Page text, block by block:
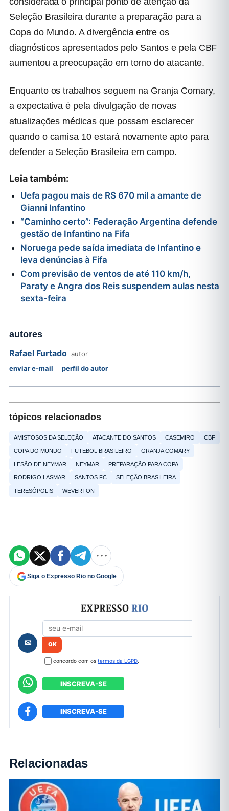
Seleção Brasileira durante a preparação para a
Copa do Mundo. A divergência entre os
diagnósticos apresentados pelo Santos e pela CBF
aumentou a preocupação em torno do atacante.
Enquanto os trabalhos seguem na Granja Comary,
a expectativa é pela divulgação de novas
atualizações médicas que possam esclarecer
quando o camisa 10 estará novamente apto para
defender a Seleção Brasileira em campo.
Leia também:
Uefa pagou mais de R$ 670 mil a amante de
Gianni Infantino
“Caminho certo”: Federação Argentina defende
gestão de Infantino na Fifa
Noruega pede saída imediata de Infantino e
leva denúncias à Fifa
Com previsão de ventos de até 110 km/h,
Paraty e Angra dos Reis suspendem aulas nesta
sexta-feira
autores
Rafael Furtado autor
enviar e-mail
perfil do autor
tópicos relacionados
AMISTOSOS DA SELEÇÃO ATACANTE DO SANTOS CASEMIRO CBF
COPA DO MUNDO FUTEBOL BRASILEIRO GRANJA COMARY
LESÃO DE NEYMAR NEYMAR PREPARAÇÃO PARA COPA
RODRIGO LASMAR SANTOS FC SELEÇÃO BRASILEIRA
TERESÓPOLIS WEVERTON
Siga o Expresso Rio no Google
Formulário de cadastro
✉
concordo com os termos da LGPD.
INSCREVA-SE
INSCREVA-SE
Relacionadas